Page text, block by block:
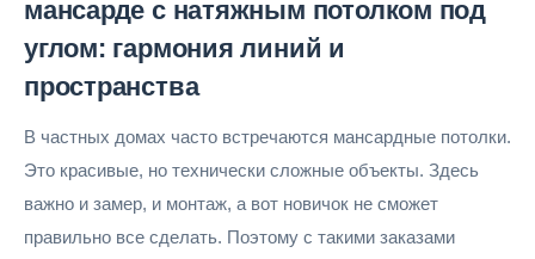
мансарде с натяжным потолком под
углом: гармония линий и
пространства
В частных домах часто встречаются мансардные потолки.
Это красивые, но технически сложные объекты. Здесь
важно и замер, и монтаж, а вот новичок не сможет
правильно все сделать. Поэтому с такими заказами